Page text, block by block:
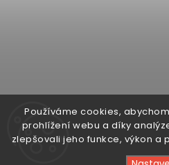
Používáme cookies,
prohlížení webu a díky
zlepšovali jeho funkce, výkon a
Sledujte